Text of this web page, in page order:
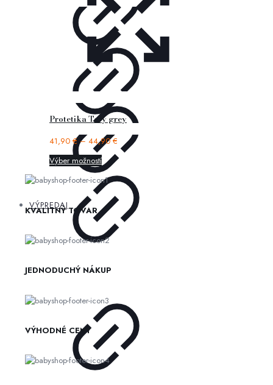
VÝPREDAJ
Protetika Tery grey
41,90 €– 44,90€
Výber možností
KVALITNÝ TOVAR
JEDNODUCHÝ NÁKUP
VÝHODNÉ CENY